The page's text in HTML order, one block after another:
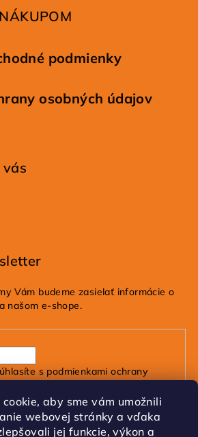
aby sme vám umožnili
webovej stránky a vďaka
jej funkcie, výkon a
podmienky
osobných údajov
Vám budeme zasielať informácie o
našom e-shope.
s podmienkami ochrany